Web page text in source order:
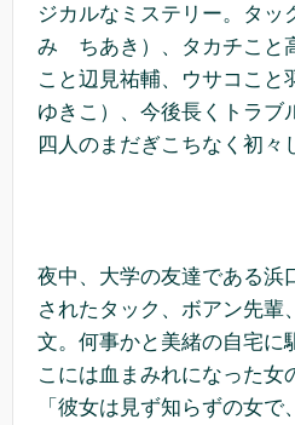
ジカルなミステリー。タッ
み ちあき）、タカチこと
こと辺見祐輔、ウサコこ
ゆきこ）、今後長くトラブ
四人のまだぎこちなく初々
夜中、大学の友達である浜
されたタック、ボアン先輩
文。何事かと美緒の自宅に
こには血まみれになった女
「彼女は見ず知らずの女